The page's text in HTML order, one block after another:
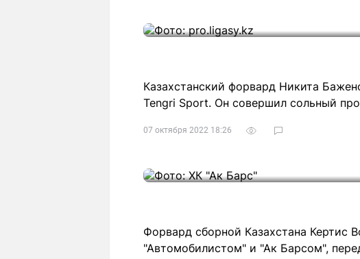
Погода
Полезно
Рецепты
Тренды
+7 (777) 001 44 99 +7 (700)
Казахстанский форвард Никита
Tengri Sport. Он совершил сольный
07 октября 2022 18:26
Форвард сборной Казахстана Кертис
"Автомобилистом" и "Ак Барсом",